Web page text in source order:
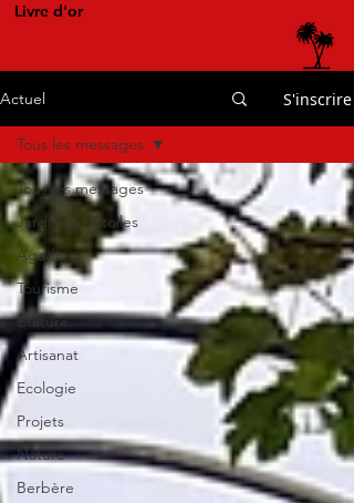
Livre d'or
Actuel S'inscrire
Tous les messages
Jardin aux Etoiles
Agadir
Tourisme
Culture
Artisanat
Ecologie
Projets
Nature
Berbère
Tous les messages